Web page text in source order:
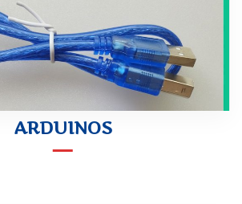
ARDUINOS